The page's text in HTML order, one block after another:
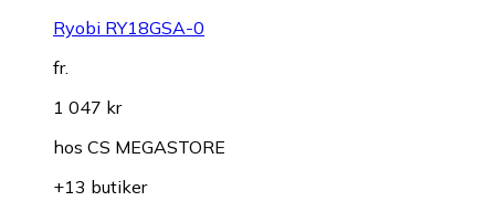
Ryobi RY18GSA-0
fr.
1 047 kr
hos CS MEGASTORE
+13 butiker